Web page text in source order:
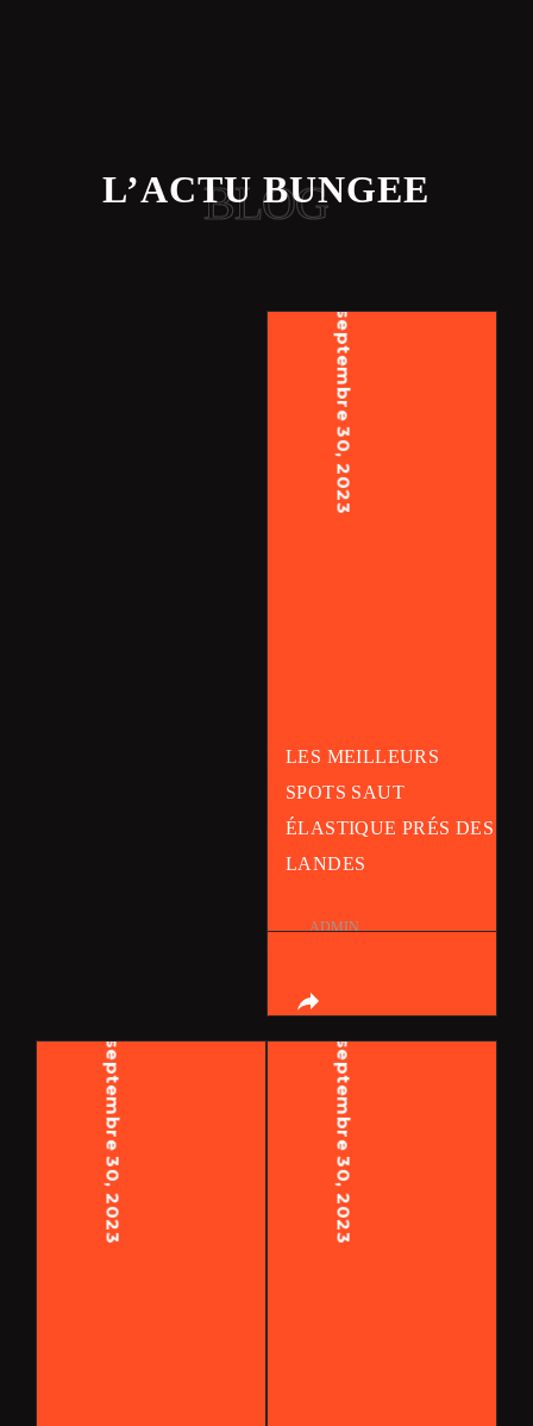
L’ACTU BUNGEE
BLOG
septembre 30, 2023
LES MEILLEURS
SPOTS SAUT
ÉLASTIQUE PRÉS DES
LANDES
BYADMIN
septembre 30, 2023 septembre 30, 2023